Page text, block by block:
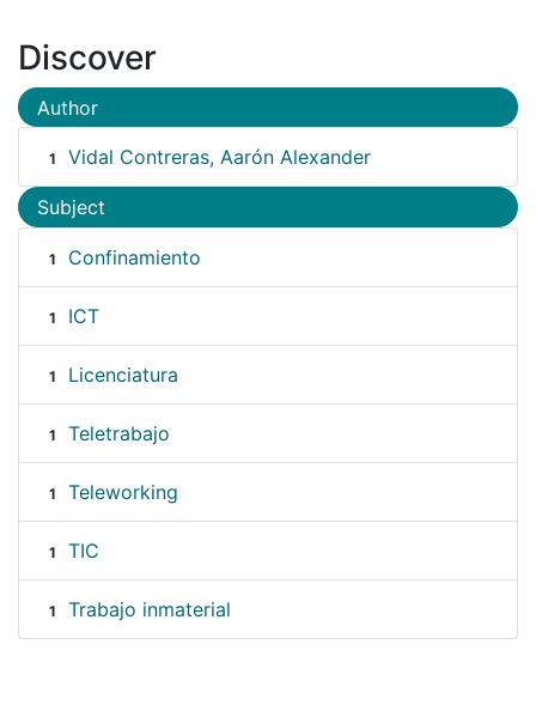
Discover
Author
1 Vidal Contreras, Aarón Alexander
Subject
1 Confinamiento
1 ICT
1 Licenciatura
1 Teletrabajo
1 Teleworking
1 TIC
1 Trabajo inmaterial